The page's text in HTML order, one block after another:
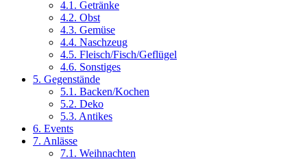
4.1. Getränke
4.2. Obst
4.3. Gemüse
4.4. Naschzeug
4.5. Fleisch/Fisch/Geflügel
4.6. Sonstiges
5. Gegenstände
5.1. Backen/Kochen
5.2. Deko
5.3. Antikes
6. Events
7. Anlässe
7.1. Weihnachten